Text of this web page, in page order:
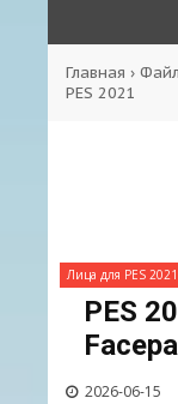
Главная ›
PES 2021
Лица для PES 2021
PES
2026-06-15